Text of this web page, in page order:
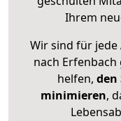
Ihrem
Wir sind für jede
nach Erfenbach
helfen, den
minimieren,